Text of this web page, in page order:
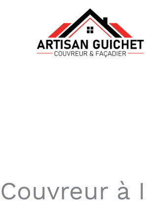
Couvreur à